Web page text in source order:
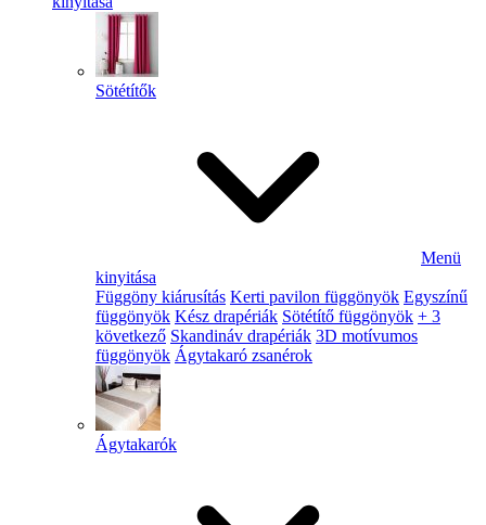
Sötétítők
Menü
kinyitása
Függöny kiárusítás Kerti pavilon függönyök Egyszínű
függönyök Kész drapériák Sötétítő függönyök + 3
következő Skandináv drapériák 3D motívumos
függönyök Ágytakaró zsanérok
Ágytakarók